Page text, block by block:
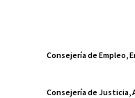
Consejería de Empleo,
Consejería de Justicia,